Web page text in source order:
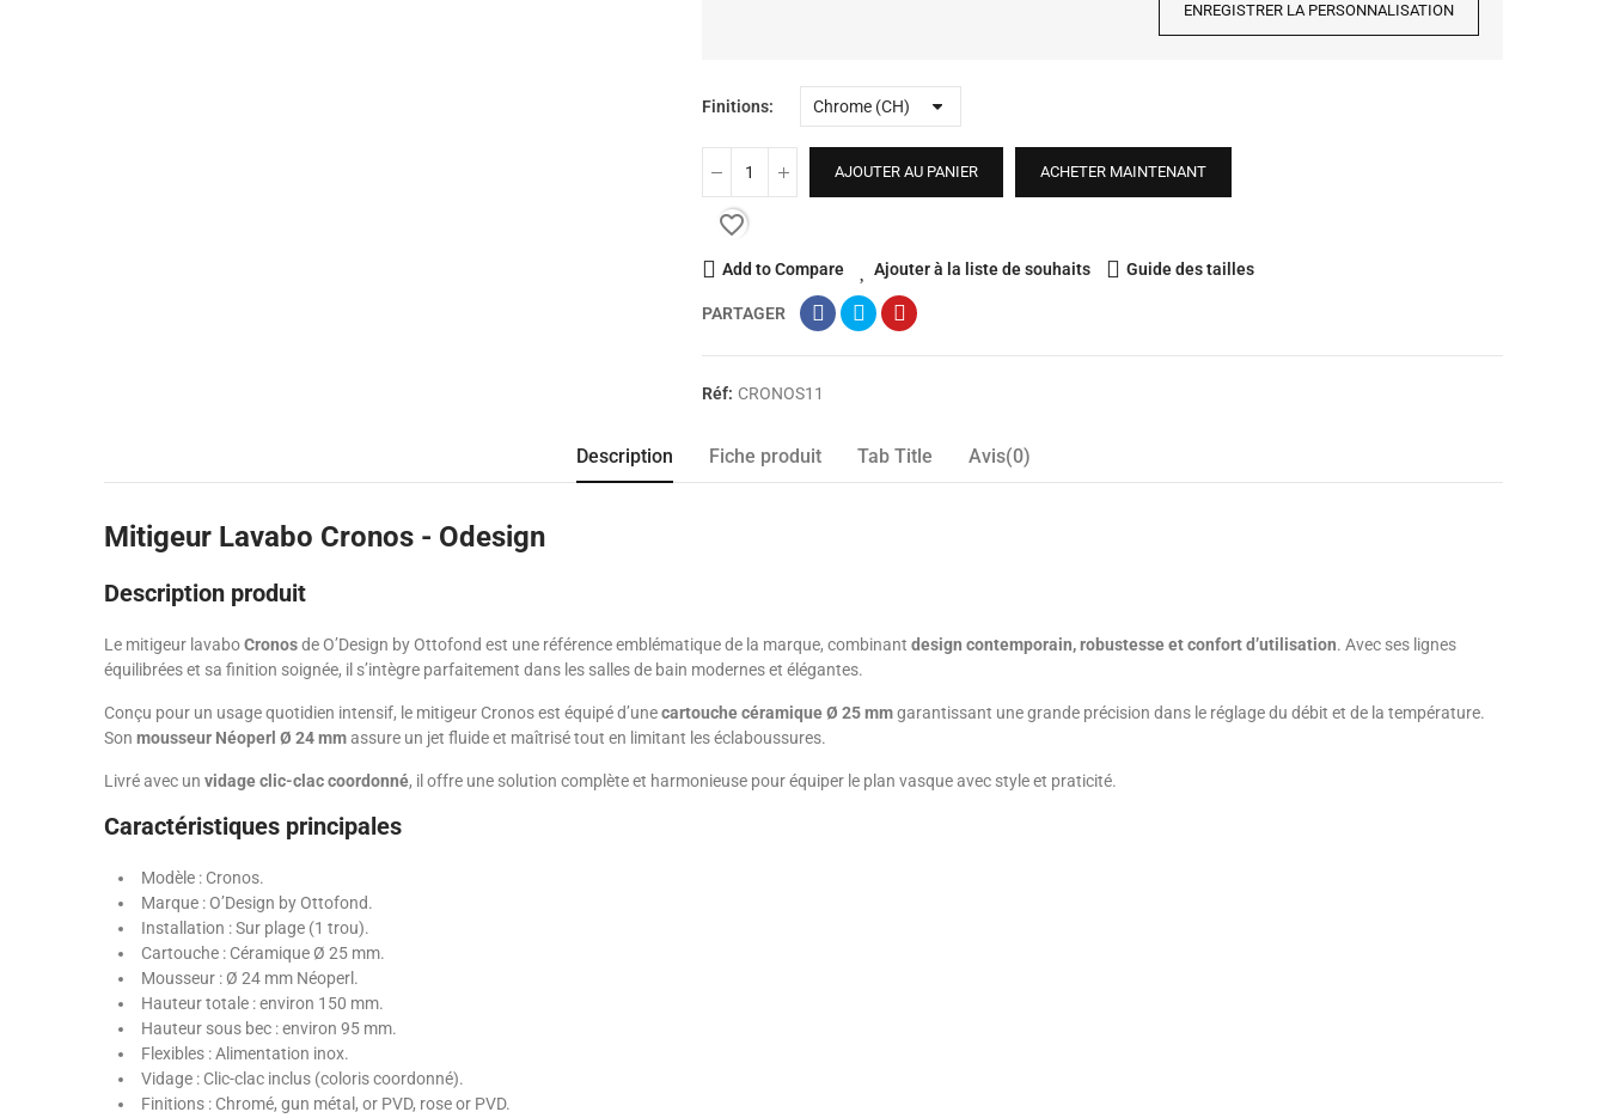
ENREGISTRER LA PERSONNALISATION
Finitions
AJOUTER AU PANIER ACHETER MAINTENANT
favorite_border
Add to Compare Ajouter à la liste de souhaits Guide des tailles
PARTAGER
Réf: CRONOS11
Description Fiche produit Tab Title Avis(0)
Mitigeur Lavabo Cronos - Odesign
Description produit
Le mitigeur lavaboCronosde O’Design by Ottofond est une référence emblématique de la marque, combinant design contemporain, robustesse et confort d’utilisation. Avec ses lignes
équilibrées et sa finition soignée, il s’intègre parfaitement dans les salles de bain modernes et élégantes.
Conçu pour un usage quotidien intensif, le mitigeur Cronos est équipé d’unecartouche céramique Ø 25 mmgarantissant une grande précision dans le réglage du débit et de la température.
Son mousseur Néoperl Ø 24 mmassure un jet fluide et maîtrisé tout en limitant les éclaboussures.
Livré avec un vidage clic-clac coordonné, il offre une solution complète et harmonieuse pour équiper le plan vasque avec style et praticité.
Caractéristiques principales
Modèle : Cronos.
Marque : O’Design by Ottofond.
Installation : Sur plage (1 trou).
Cartouche : Céramique Ø 25 mm.
Mousseur : Ø 24 mm Néoperl.
Hauteur totale : environ 150 mm.
Hauteur sous bec : environ 95 mm.
Flexibles : Alimentation inox.
Vidage : Clic-clac inclus (coloris coordonné).
Finitions : Chromé, gun métal, or PVD, rose or PVD.